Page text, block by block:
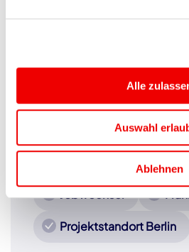
Alle
Auswahl
Ablehnen
Anf-Kennung 1776
Business-
und OSPlus
Jobwechsel
Projektstandort Berlin